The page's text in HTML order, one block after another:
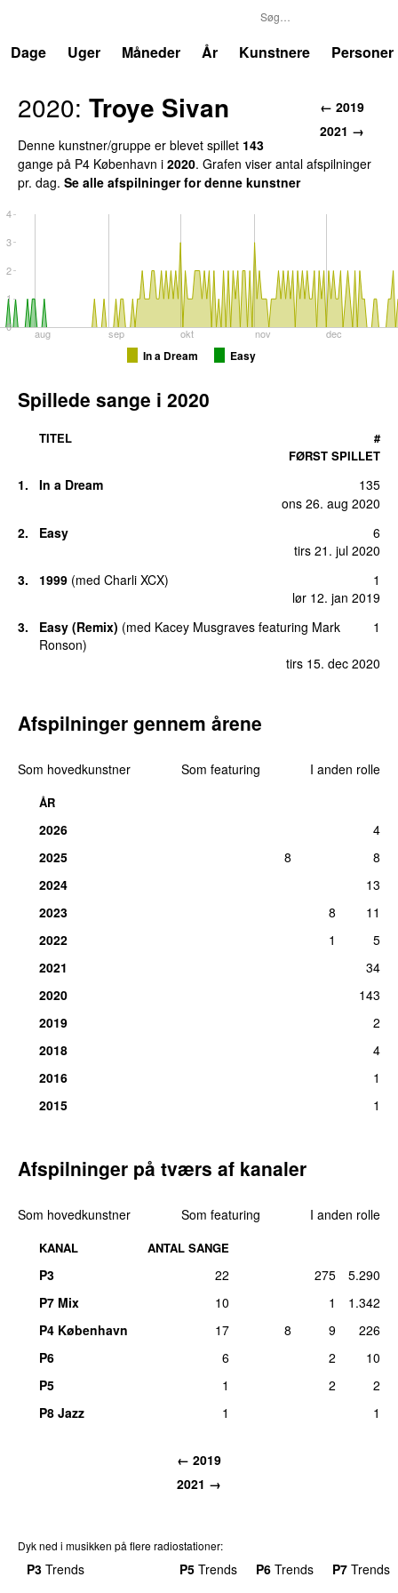
Dage
Uger Måneder År Kunstnere Personer
← 2019
2021 →
2020: Troye Sivan
Denne kunstner/gruppe er blevet spillet 143
gange på P4 København i 2020. Grafen viser antal afspilninger
pr. dag. Se alle afspilninger for denne kunstner
aug sep okt nov dec
0
1
2
3
4
In a Dream Easy
Spillede sange i 2020
TITEL
FØRST SPILLET
#
1.
In a Dream
ons 26. aug 2020
135
2.
Easy
tirs 21. jul 2020
6
3. 1999 (med Charli XCX)
lør 12. jan 2019
1
3. Easy (Remix) (med Kacey Musgraves featuring Mark
Ronson)
tirs 15. dec 2020
1
Afspilninger gennem årene
Som hovedkunstner Som featuring I anden rolle
ÅR
2026
4
2025
8
8
2024
13
2023
8
11
2022
1
5
2021
34
2020
143
2019
2
2018
4
2016
1
2015
1
Afspilninger på tværs af kanaler
Som hovedkunstner Som featuring I anden rolle
KANAL ANTAL SANGE
P3 22 275
5.290
P7 Mix
10 1
1.342
P4 København
17 8 9
226
P6
6 2
10
P5
1 2
2
P8 Jazz
1 1
← 2019
2021 →
Dyk ned i musikken på flere radiostationer:
P3 Trends P5 Trends P6 Trends P7 Trends